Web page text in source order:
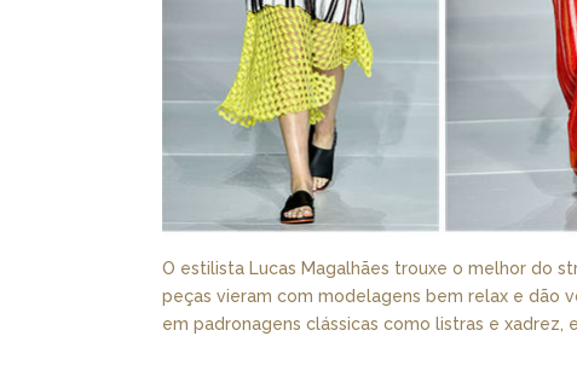
O estilista Lucas Magalhães trouxe o melhor do
peças vieram com modelagens bem relax e dão
em padronagens clássicas como listras e xadrez,